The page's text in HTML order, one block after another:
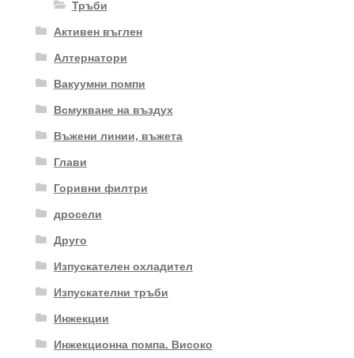
Тръби
Активен въглен
Алтернатори
Вакуумни помпи
Всмукване на въздух
Въжени линии, въжета
Глави
Горивни филтри
дросели
Друго
Изпускателен охладител
Изпускателни тръби
Инжекции
Инжекционна помпа. Високо